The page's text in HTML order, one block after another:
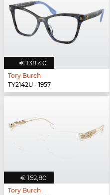
€ 138,40
Tory Burch
TY2142U - 1957
€ 152,80
Tory Burch